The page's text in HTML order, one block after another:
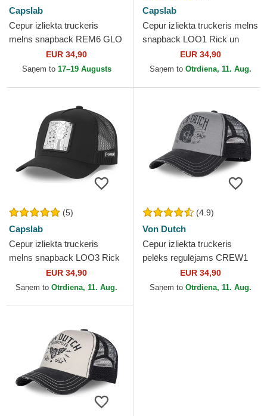
Capslab
Cepur izliekta truckeris
melns snapback REM6 GLO
Rick Sanchez Riks un
Mortijs no Capslab
EUR 34,90
Saņem to 17–19 Augusts
Capslab
Cepur izliekta truckeris melns
snapback LOO1 Rick un
Morty Riks un Mortijs no
Capslab
EUR 34,90
Saņem to Otrdiena, 11. Aug.
(5)
Capslab
Cepur izliekta truckeris
melns snapback LOO3 Rick
un Morty Riks un Mortijs no
Capslab
EUR 34,90
Saņem to Otrdiena, 11. Aug.
(4.9)
Von Dutch
Cepur izliekta truckeris
pelēks regulējams CREW1
no Von DutchEUR 34,90
Saņem to Otrdiena, 11. Aug.